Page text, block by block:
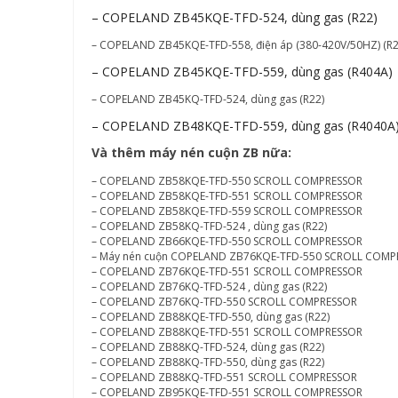
– COPELAND ZB45KQE-TFD-524, dùng gas (R22)
– COPELAND ZB45KQE-TFD-558, điện áp (380-420V/50HZ)
– COPELAND ZB45KQE-TFD-559, dùng gas (R404A)
– COPELAND ZB45KQ-TFD-524, dùng gas (R22)
– COPELAND ZB48KQE-TFD-559, dùng gas (R4040A)
Và thêm máy nén cuộn ZB nữa:
– COPELAND ZB58KQE-TFD-550 SCROLL COMPRESSOR
– COPELAND ZB58KQE-TFD-551 SCROLL COMPRESSOR
– COPELAND ZB58KQE-TFD-559 SCROLL COMPRESSOR
– COPELAND ZB58KQ-TFD-524 , dùng gas (R22)
– COPELAND ZB66KQE-TFD-550 SCROLL COMPRESSOR
– Máy nén cuộn COPELAND ZB76KQE-TFD-550 SCROLL
– COPELAND ZB76KQE-TFD-551 SCROLL COMPRESSOR
– COPELAND ZB76KQ-TFD-524 , dùng gas (R22)
– COPELAND ZB76KQ-TFD-550 SCROLL COMPRESSOR
– COPELAND ZB88KQE-TFD-550, dùng gas (R22)
– COPELAND ZB88KQE-TFD-551 SCROLL COMPRESSOR
– COPELAND ZB88KQ-TFD-524, dùng gas (R22)
– COPELAND ZB88KQ-TFD-550, dùng gas (R22)
– COPELAND ZB88KQ-TFD-551 SCROLL COMPRESSOR
– COPELAND ZB95KQE-TFD-551 SCROLL COMPRESSOR